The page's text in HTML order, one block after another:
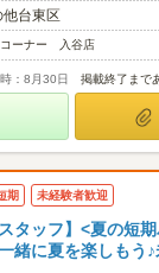
他台東区
コーナー 入谷店
：8月30日 掲載終了まで
期 未経験者歓迎
スタッフ】<夏の短
緒に夏を楽しもう♪